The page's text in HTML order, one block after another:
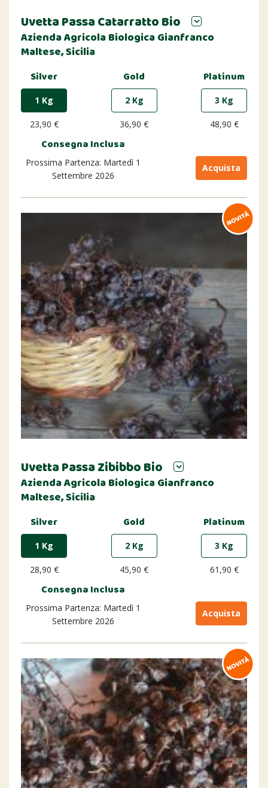
Uvetta Passa Catarratto Bio
Azienda Agricola Biologica Gianfranco
Maltese, Sicilia
Silver
1 Kg
23,90 €
Gold
2 Kg
36,90 €
Platinum
3 Kg
48,90 €
Consegna Inclusa
Prossima Partenza: Martedì 1
Settembre 2026
Acquista
Uvetta Passa Zibibbo Bio
Azienda Agricola Biologica Gianfranco
Maltese, Sicilia
Silver
1 Kg
28,90 €
Gold
2 Kg
45,90 €
Platinum
3 Kg
61,90 €
Consegna Inclusa
Prossima Partenza: Martedì 1
Settembre 2026
Acquista